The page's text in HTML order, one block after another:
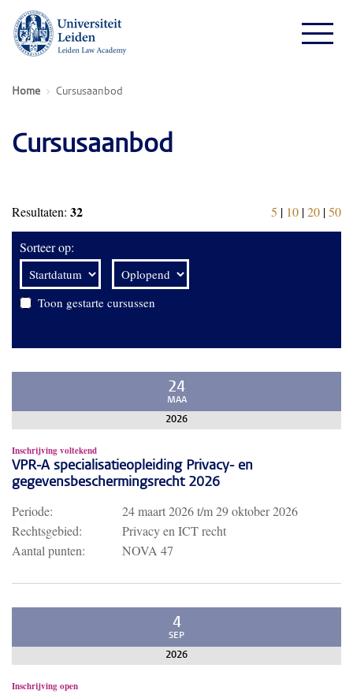
Home Cursusaanbod
Cursusaanbod
Resultaten: 32 5 | 10 |20 |50
Sorteer op:
Toon gestarte cursussen
24
MAA
2026
Inschrijving voltekend
VPR-A specialisatieopleiding Privacy- en
gegevensbeschermingsrecht 2026
Periode: 24 maart 2026t/m29 oktober 2026
Rechtsgebied:
Privacy en ICT recht
Aantal punten:
NOVA 47
4
SEP
2026
Inschrijving open